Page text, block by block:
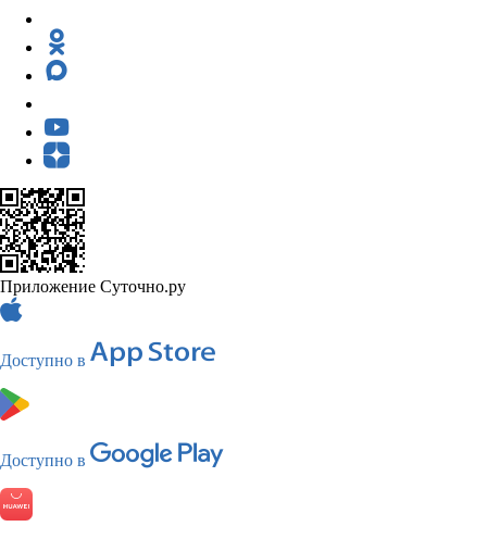
Приложение Суточно.ру
Доступно в
Доступно в